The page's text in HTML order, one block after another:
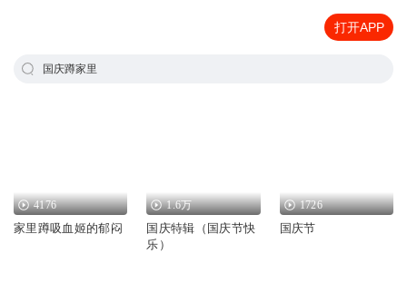
打开APP
国庆蹲家里
4176
家里蹲吸血姬的郁闷
1.6万
国庆特辑（国庆节快
乐）
1726
国庆节